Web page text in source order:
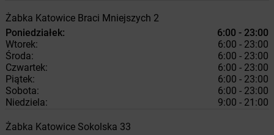
Żabka Katowice Braci Mniejszych 2
Poniedziałek:
6:00 - 23:00
Wtorek:
6:00 - 23:00
Środa:
6:00 - 23:00
Czwartek:
6:00 - 23:00
Piątek:
6:00 - 23:00
Sobota:
6:00 - 23:00
Niedziela:
9:00 - 21:00
Żabka Katowice Sokolska 33